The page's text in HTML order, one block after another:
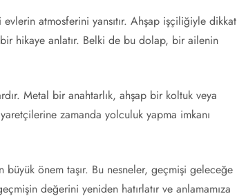
atmosferini yansıtır. Ahşap işçiliğiyle dikkat
hikaye anlatır. Belki de bu dolap, bir ailenin
Metal bir anahtarlık, ahşap bir koltuk veya
zamanda yolculuk yapma imkanı
büyük önem taşır. Bu nesneler, geçmişi geleceğe
değerini yeniden hatırlatır ve anlamamıza